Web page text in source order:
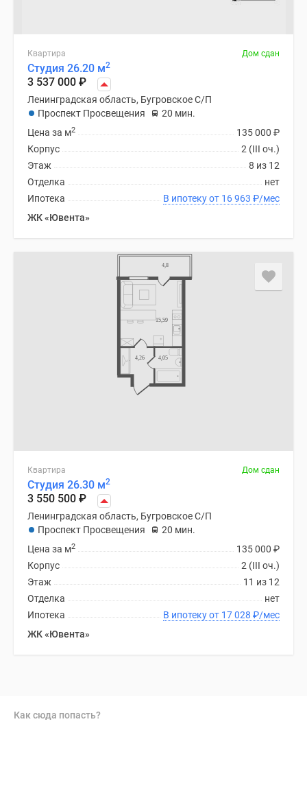
Квартира Дом сдан
Студия 26.20 м2
3 537 000 ₽
Ленинградская область, Бугровское С/П
Проспект Просвещения
20 мин.
135 000 ₽
Цена за м2
2 (III оч.)
Корпус
8 из 12
Этаж
нет
Отделка
В ипотеку от 16 963 ₽/мес
Ипотека
ЖК «Ювента»
Квартира Дом сдан
Студия 26.30 м2
3 550 500 ₽
Ленинградская область, Бугровское С/П
Проспект Просвещения
20 мин.
135 000 ₽
Цена за м2
2 (III оч.)
Корпус
11 из 12
Этаж
нет
Отделка
В ипотеку от 17 028 ₽/мес
Ипотека
ЖК «Ювента»
Как сюда попасть?